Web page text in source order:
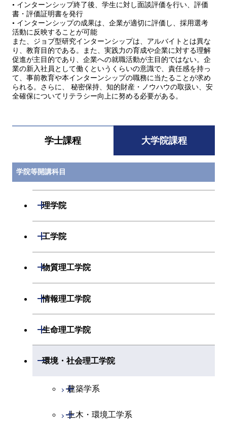
• インターンシップ終了後、学生に対し面談評価を行い、評価
書・評価証明書を発行
• インターンシップの成果は、企業が適切に評価し、採用選考
活動に反映することが可能
また、ジョブ型研究インターンシップは、アルバイトとは異な
り、教育目的である。また、実践力の育成や企業に対する理解
促進が主目的であり、企業への就職活動が主目的ではない。企
業の新入社員として働くというくらいの意識で、責任感を持っ
て、事前教育や本インターンシップの職務に当たることが求め
られる。さらに、 秘密保持、知的財産・ノウハウの取扱い、安
全確保についてリテラシー向上に努める必要がある。
学士課程 大学院課程
学院等開講科目
理学院
開閉
物理学コース
化学系
開閉
エネルギー・情報コース
物質・情報卓越コース
地球生命コース
専門科目
工学院
開閉
機械系
開閉
エネルギーコース
エンジニアリングデザイン
ース
システム制御コース
コース
電気電子系
開閉
エネルギーコース
エネルギー・情報コース
ライフエンジニアリングコ
情報通信コース
エンジニアリングデザイン
経営工学系
開閉
経営工学コース
エンジニアリングデザイン
専門科目
物質理工学院
開閉
材料系
開閉
エネルギーコース
ース
応用化学コース
専門科目
情報理工学院
開閉
数理・計算科学系
開閉
ース
生命理工学院
開閉
生命理工学系
開閉
生命理工学コース
ライフエンジニアリングコ
専門科目
環境・社会理工学院
開閉
建築学系
開閉
建築学コース
土木・環境工学系
開閉